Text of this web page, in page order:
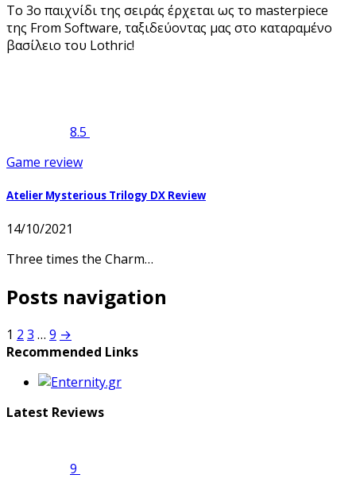
Το 3o παιχνίδι της σειράς έρχεται ως το masterpiece
της From Software, ταξιδεύοντας μας στο καταραμένο
βασίλειο του Lothric!
8.5
Game review
Atelier Mysterious Trilogy DX Review
14/10/2021
Three times the Charm…
Posts navigation
1 2 3 … 9 →
Recommended Links
Latest Reviews
9